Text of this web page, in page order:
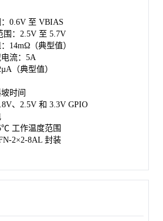
0.6V 至 VBIAS
围：2.5V 至 5.7V
14mΩ（典型值）
流：5A
（典型值）
时间
、2.5V 和 3.3V GPIO
工作温度范围
2×2-8AL 封装